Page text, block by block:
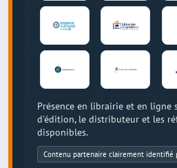
Présence en librairie et en ligne
d'édition, le distributeur et les
disponibles.
Contenu partenaire clairement identifié